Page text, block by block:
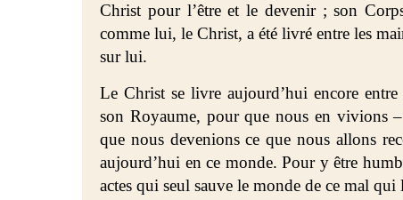
Christ pour l’être et le devenir ; son
comme lui, le Christ, a été livré entre les
sur lui.
Le Christ se livre aujourd’hui encore
son Royaume, pour que nous en vivions
que nous devenions ce que nous allons
aujourd’hui en ce monde. Pour y être
actes qui seul sauve le monde de ce mal